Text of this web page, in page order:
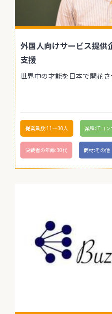
外国人向けサービス提供
支援
世界中の才能を日本で開花
従業員数:11〜30人 業種:ITコン
決裁者の年齢:30代 商材:その他